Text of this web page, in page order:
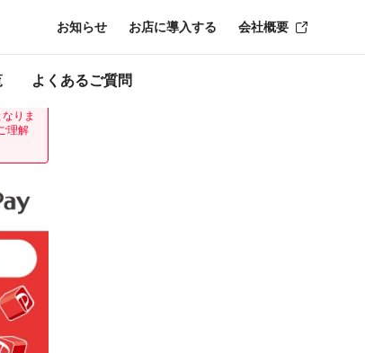
よくあるご質問
お知らせ お店に導入する 会社概要
りま
理解